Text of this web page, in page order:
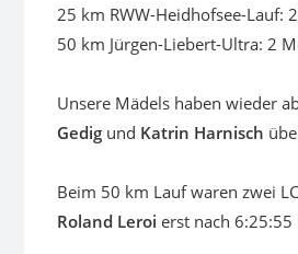
25 km RWW-Heidhofsee-Lauf:
50 km Jürgen-Liebert-Ultra: 2
Unsere Mädels haben wieder
Gedig und Katrin Harnisch
Beim 50 km Lauf waren zwei
Roland Leroi erst nach 6:25:55